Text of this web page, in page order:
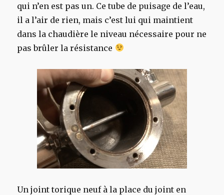
qui n’en est pas un. Ce tube de puisage de l’eau,
il a l’air de rien, mais c’est lui qui maintient
dans la chaudière le niveau nécessaire pour ne
pas brûler la résistance
Un joint torique neuf à la place du joint en